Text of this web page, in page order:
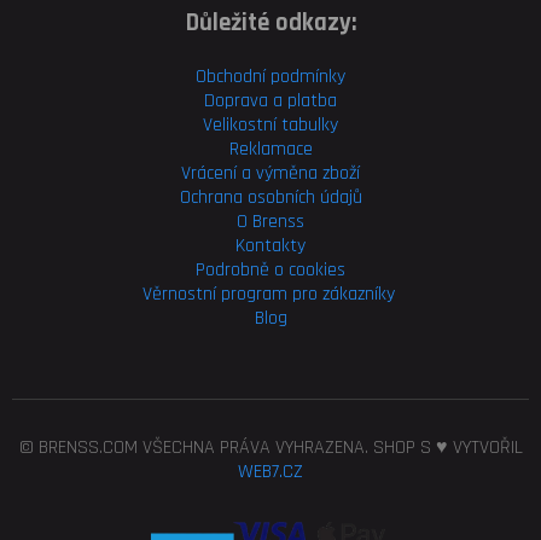
Důležité odkazy:
Obchodní podmínky
Doprava a platba
Velikostní tabulky
Reklamace
Vrácení a výměna zboží
Ochrana osobních údajů
O Brenss
Kontakty
Podrobně o cookies
Věrnostní program pro zákazníky
Blog
© BRENSS.COM VŠECHNA PRÁVA VYHRAZENA. SHOP S ♥ VYTVOŘIL
WEB7.CZ